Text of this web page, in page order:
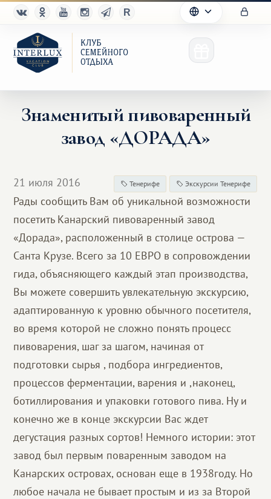
Клуб
Партнерам
Благотворительность
Знаменитый пивоваренный
завод «ДОРАДА»
21 июля 2016 Тенерифе Экскурсии Тенерифе
Рады сообщить Вам об уникальной возможности
посетить Канарский пивоваренный завод
«Дорада», расположенный в столице острова —
Санта Крузе. Всего за 10 ЕВРО в сопровождении
гида, объясняющего каждый этап производства,
Вы можете совершить увлекательную экскурсию,
адаптированную к уровню обычного посетителя,
во время которой не сложно понять процесс
пивоварения, шаг за шагом, начиная от
подготовки сырья , подбора ингредиентов,
процессов ферментации, варения и ,наконец,
ботиллирования и упаковки готового пива. Ну и
конечно же в конце экскурсии Вас ждет
дегустация разных сортов! Немного истории: этот
завод был первым поваренным заводом на
Канарских островах, основан еще в 1938году. Но
любое начала не бывает простым и из за Второй